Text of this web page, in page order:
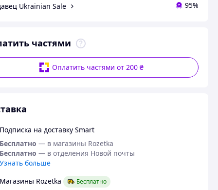
Ukrainian Sale 95%
частями
Оплатить частями от 200 ₴
Подписка на доставку Smart
Бесплатно — в магазины Rozetka
Бесплатно — в отделения Новой почты
Узнать больше
Магазины Rozetka
Бесплатно